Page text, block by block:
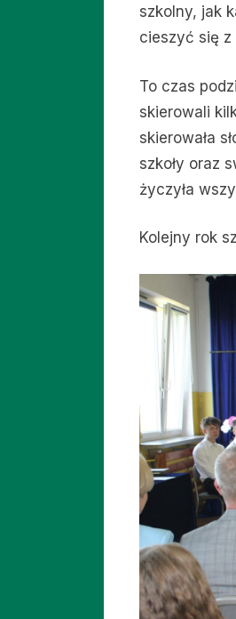
szkolny, jak
cieszyć się z
To czas
skierowali
skierowała
szkoły oraz
życzyła
Kolejny rok